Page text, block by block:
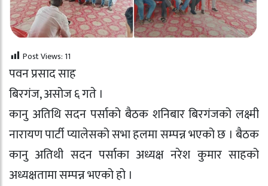
Post Views: 11
पवन प्रसाद साह
बिरगंज, असोज ६ गते ।
कानु अतिथि सदन पर्साको बैठक शनिबार बिरगंजको लक्ष्मी
नारायण पार्टी प्यालेसको सभा हलमा सम्पन्न भएको छ । बैठक
कानु अतिथी सदन पर्साका अध्यक्ष नरेश कुमार साहको
अध्यक्षतामा सम्पन्न भएको हो ।